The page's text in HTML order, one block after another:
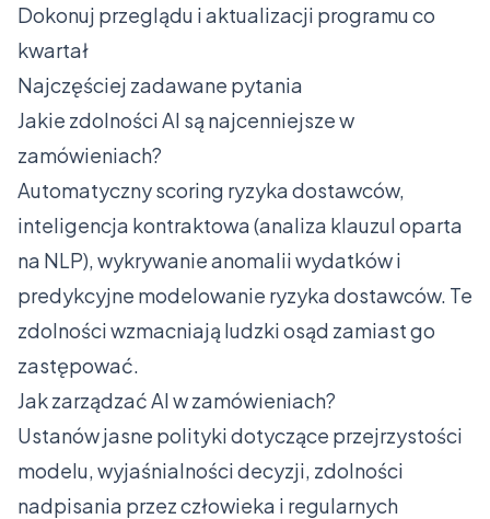
Dokonuj przeglądu i aktualizacji programu co
kwartał
Najczęściej zadawane pytania
Jakie zdolności AI są najcenniejsze w
zamówieniach?
Automatyczny scoring ryzyka dostawców,
inteligencja kontraktowa (analiza klauzul oparta
na NLP), wykrywanie anomalii wydatków i
predykcyjne modelowanie ryzyka dostawców. Te
zdolności wzmacniają ludzki osąd zamiast go
zastępować.
Jak zarządzać AI w zamówieniach?
Ustanów jasne polityki dotyczące przejrzystości
modelu, wyjaśnialności decyzji, zdolności
nadpisania przez człowieka i regularnych